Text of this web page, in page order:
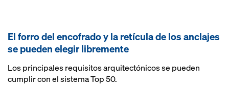
El forro del encofrado y la retícula de los anclajes
se pueden elegir libremente
Los principales requisitos arquitectónicos se pueden
cumplir con el sistema Top 50.